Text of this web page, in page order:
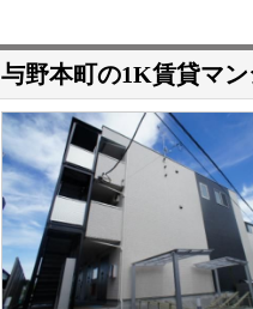
与野本町の1K賃貸マン